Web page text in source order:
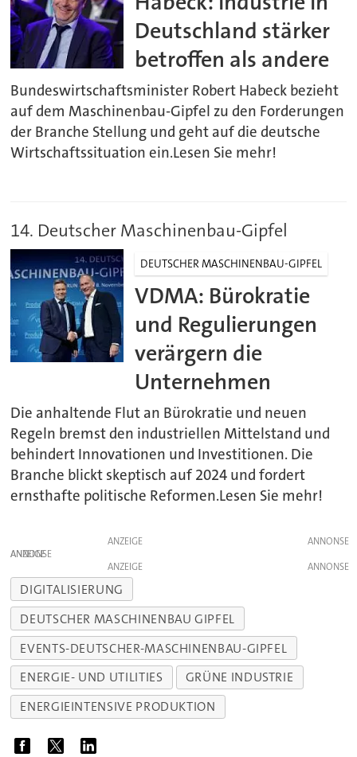
Deutschland stärker
betroffen als andere
Bundeswirtschaftsminister Robert Habeck bezieht
auf dem Maschinenbau-Gipfel zu den Forderungen
der Branche Stellung und geht auf die deutsche
Wirtschaftssituation ein.Lesen Sie mehr!
14. Deutscher Maschinenbau-Gipfel
DEUTSCHER MASCHINENBAU-GIPFEL
VDMA: Bürokratie
und Regulierungen
verärgern die
Unternehmen
Die anhaltende Flut an Bürokratie und neuen
Regeln bremst den industriellen Mittelstand und
behindert Innovationen und Investitionen. Die
Branche blickt skeptisch auf 2024 und fordert
ernsthafte politische Reformen.Lesen Sie mehr!
ANZEIGE
ANZEIGE
ANZEIGE
DIGITALISIERUNG
DEUTSCHER MASCHINENBAU GIPFEL
EVENTS-DEUTSCHER-MASCHINENBAU-GIPFEL
ENERGIE- UND UTILITIES
GRÜNE INDUSTRIE
ENERGIEINTENSIVE PRODUKTION